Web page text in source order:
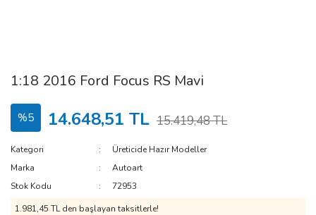
1:18 2016 Ford Focus RS Mavi
%5 14.648,51 TL 15.419,48 TL
Kategori
Üreticide Hazır Modeller
Marka
Autoart
Stok Kodu
72953
1.981,45 TL den başlayan taksitlerle!